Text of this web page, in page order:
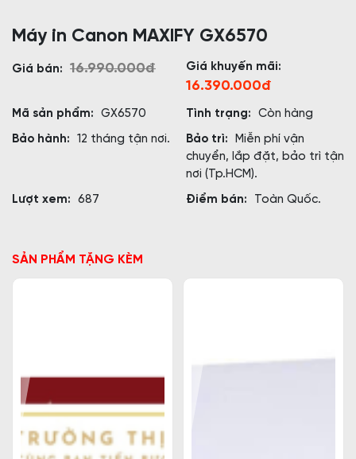
Máy in Canon MAXIFY GX6570
Giá bán: 16.990.000đ Giá khuyến mãi:
16.390.000đ
Mã sản phẩm: GX6570 Tình trạng:
Còn hàng
Bảo hành:
12 tháng tận nơi. Bảo trì:
Miễn phí vận
chuyển, lắp đặt, bảo trì tận
nơi (Tp.HCM).
Lượt xem:
687 Điểm bán: Toàn Quốc.
SẢN PHẨM TẶNG KÈM